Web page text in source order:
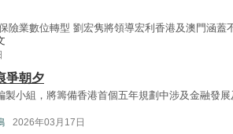
險業數位轉型 劉宏隽將領導宏利香港及澳門涵蓋
爭朝夕
製小組，將籌備香港首個五年規劃中涉及金融發
2026年03月17日